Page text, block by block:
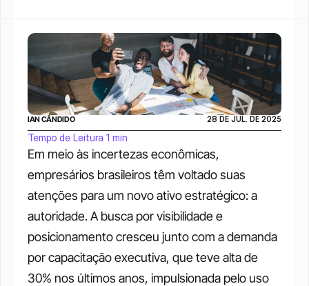
Em meio às incertezas econômicas,
empresários brasileiros têm voltado suas
atenções para um novo ativo estratégico: a
autoridade. A busca por visibilidade e
posicionamento cresceu junto com a demanda
por capacitação executiva, que teve alta de
30% nos últimos anos, impulsionada pelo uso
IAN CÂNDIDO 28 DE JUL. DE 2025
Tempo de Leitura 1 min